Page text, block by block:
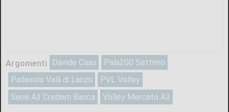
Argomenti Davide Casu
Pala200 Settimo
Pallavolo Valli di Lanzo
PVL Volley
Serie A3 Credem Banca
Volley Mercato A3